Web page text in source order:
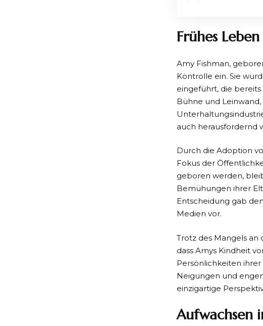
Frühes
Amy Fishman,
Kontrolle ein. Sie
eingeführt, die
Bühne und
auch herausfordernd
Durch die Adoption
Fokus der
geboren werden,
Bemühungen ihrer
Entscheidung gab
Medien vor.
Trotz des Mangels
dass Amys Kindheit
Persönlichkeiten
Neigungen und
einzigartige
Aufwachsen